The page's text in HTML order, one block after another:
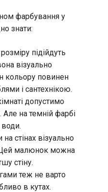
фарбування у
знати:
підійдуть
візуально
кольору повинен
і сантехнікою.
допустимо
Але на темній фарбі
води.
стінах візуально
малюнок можна
стіну.
теж не варто
в кутах.